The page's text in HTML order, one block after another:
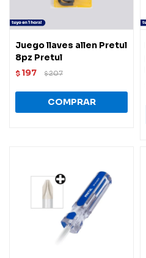
Juego llaves allen Pretul
8pz Pretul
$ 197 $207